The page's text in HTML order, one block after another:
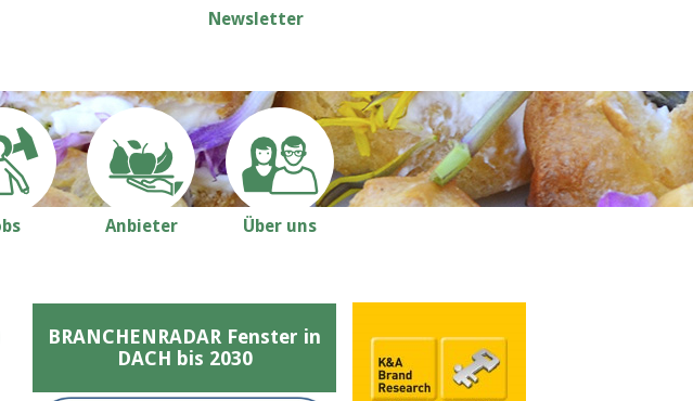
Newsletter
Anbieter Über uns
BRANCHENRADAR Fenster in
DACH bis 2030